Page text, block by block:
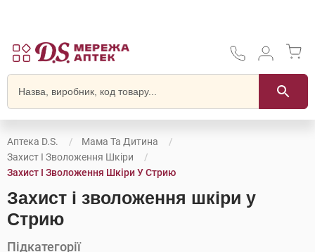
Аптека D.S.
Мама Та Дитина
Захист І Зволоження Шкіри
Захист І Зволоження Шкіри У Стрию
Захист і зволоження шкіри у
Стрию
Підкатегорії